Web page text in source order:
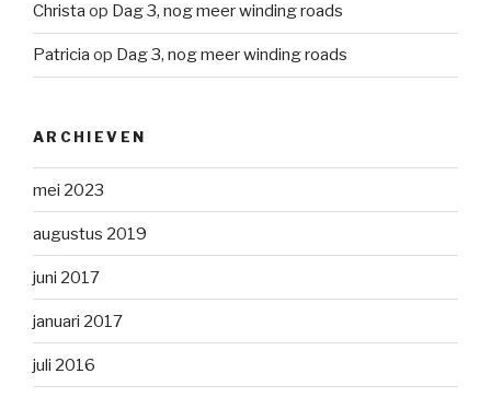
Christa op Dag 3, nog meer winding roads
Patricia op Dag 3, nog meer winding roads
ARCHIEVEN
mei 2023
augustus 2019
juni 2017
januari 2017
juli 2016